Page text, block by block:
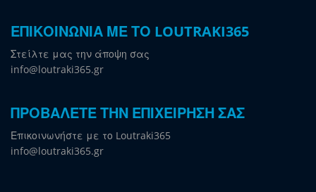
ΕΠΙΚΟΙΝΩΝΙΑ ΜΕ ΤΟ LOUTRAKI365
Στείλτε μας την άποψη σας
info@loutraki365.gr
ΠΡΟΒΑΛΕΤΕ ΤΗΝ ΕΠΙΧΕΙΡΗΣΗ ΣΑΣ
Επικοινωνήστε με το Loutraki365
info@loutraki365.gr